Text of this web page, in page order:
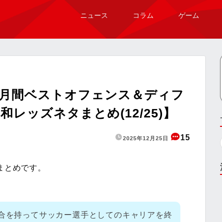
ニュース コラム ゲーム
間ベストオフェンス＆ディフ
レッズネタまとめ(12/25)】
2025年12月25日 15
めです。
を持ってサッカー選手としてのキャリアを終